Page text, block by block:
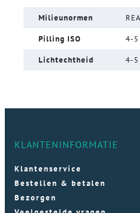
Milieunormen
Pilling ISO 4-5
Lichtechtheid 4-5
KLANTENINFORMATIE
Klantenservice
Bestellen & betalen
Bezorgen